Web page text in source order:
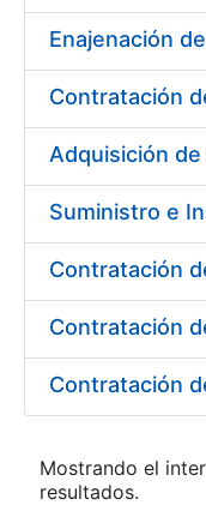
Mostrando el
resultados.